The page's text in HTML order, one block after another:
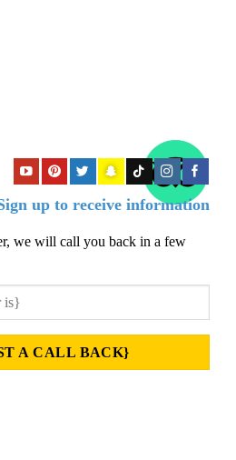
up to receive information
we will call you back in a few